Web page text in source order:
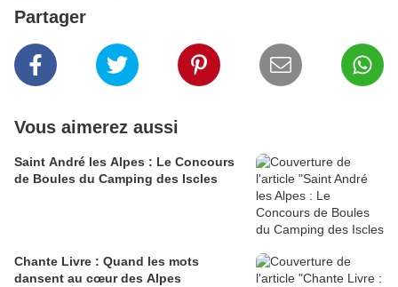
Partager
Vous aimerez aussi
Saint André les Alpes : Le Concours
de Boules du Camping des Iscles
Chante Livre : Quand les mots
dansent au cœur des Alpes